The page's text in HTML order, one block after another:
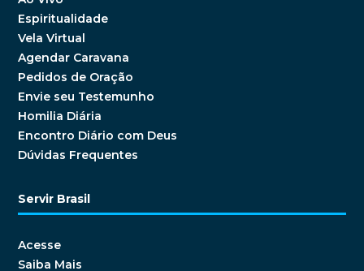
Espiritualidade
Vela Virtual
Agendar Caravana
Pedidos de Oração
Envie seu Testemunho
Homilia Diária
Encontro Diário com Deus
Dúvidas Frequentes
Servir Brasil
Acesse
Saiba Mais